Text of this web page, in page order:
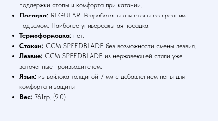
поддержки стопы и комфорта при катании.
Посадка: REGULAR. Разработаны для стопы со средним
подъемом. Наиболее универсальная посадка.
Термоформовка: нет.
Стакан: CCM SPEEDBLADE без возможности смены лезвия.
Лезвие: CCM SPEEDBLADE из нержавеющей стали уже
заточенные производителем.
Язык: из войлока толщиной 7 мм с добавлением пены для
комфорта и защиты
Вес: 761гр. (9.0)